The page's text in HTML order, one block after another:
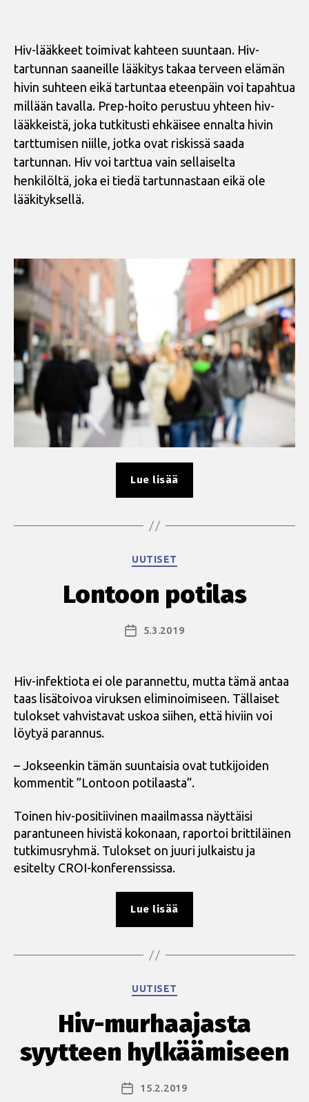
Hiv-lääkkeet toimivat kahteen suuntaan. Hiv-
tartunnan saaneille lääkitys takaa terveen elämän
hivin suhteen eikä tartuntaa eteenpäin voi tapahtua
millään tavalla. Prep-hoito perustuu yhteen hiv-
lääkkeistä, joka tutkitusti ehkäisee ennalta hivin
tarttumisen niille, jotka ovat riskissä saada
tartunnan. Hiv voi tarttua vain sellaiselta
henkilöltä, joka ei tiedä tartunnastaan eikä ole
lääkityksellä.
Lue lisää
laitos
hivin
estolääkityksen
Kategoriat
UUTISET
Lontoon potilas
Julkaisupäivämäärä
5.3.2019
Hiv-infektiota ei ole parannettu, mutta tämä antaa
taas lisätoivoa viruksen eliminoimiseen. Tällaiset
tulokset vahvistavat uskoa siihen, että hiviin voi
löytyä parannus.
– Jokseenkin tämän suuntaisia ovat tutkijoiden
kommentit ”Lontoon potilaasta”.
Toinen hiv-positiivinen maailmassa näyttäisi
parantuneen hivistä kokonaan, raportoi brittiläinen
tutkimusryhmä. Tulokset on juuri julkaistu ja
esitelty CROI-konferenssissa.
Lue lisää
Kategoriat
UUTISET
Hiv-murhaajasta
syytteen hylkäämiseen
Julkaisupäivämäärä
15.2.2019